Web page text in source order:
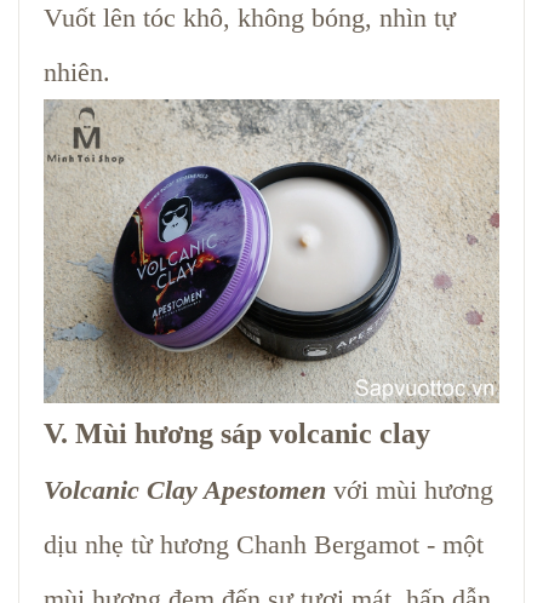
Vuốt lên tóc khô, không bóng, nhìn tự
nhiên.
V. Mùi hương sáp volcanic clay
Volcanic Clay Apestomen với mùi hương
dịu nhẹ từ hương Chanh Bergamot - một